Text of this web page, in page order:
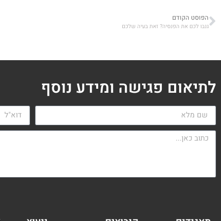
הפוסט הקודם
גנבו לכם את הפנסיה? זאת בעיה שלכם
לתיאום פגישה ומידע נוסף